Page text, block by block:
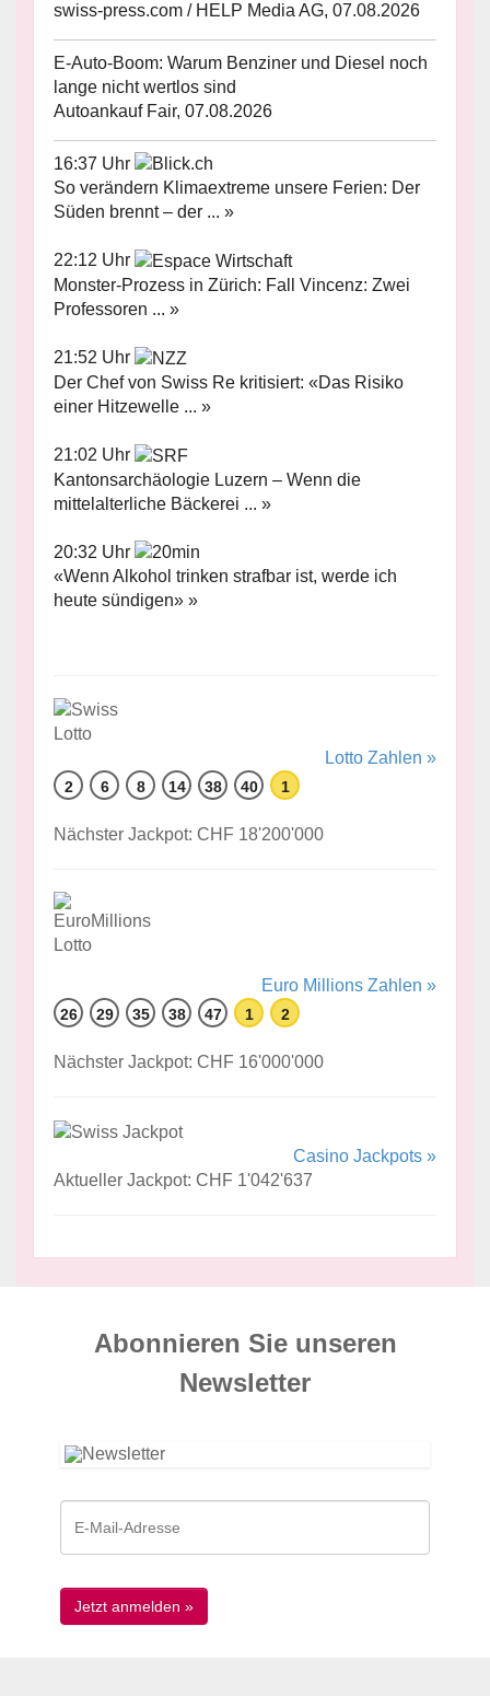
swiss-press.com / HELP Media AG, 07.08.2026
E-Auto-Boom: Warum Benziner und Diesel noch
lange nicht wertlos sind
Autoankauf Fair, 07.08.2026
16:37 Uhr
So verändern Klimaextreme unsere Ferien: Der
Süden brennt – der ... »
22:12 Uhr
Monster-Prozess in Zürich: Fall Vincenz: Zwei
Professoren ... »
21:52 Uhr
Der Chef von Swiss Re kritisiert: «Das Risiko
einer Hitzewelle ... »
21:02 Uhr
Kantonsarchäologie Luzern – Wenn die
mittelalterliche Bäckerei ... »
20:32 Uhr
«Wenn Alkohol trinken strafbar ist, werde ich
heute sündigen» »
Lotto Zahlen »
2 6 8 14 38 40 1
Nächster Jackpot: CHF 18'200'000
Euro Millions Zahlen »
26 29 35 38 47 1 2
Nächster Jackpot: CHF 16'000'000
Casino Jackpots »
Aktueller Jackpot: CHF 1'042'637
Abonnieren Sie unseren
News­letter